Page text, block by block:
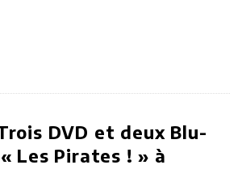
DVD et deux Blu-
Les Pirates ! » à